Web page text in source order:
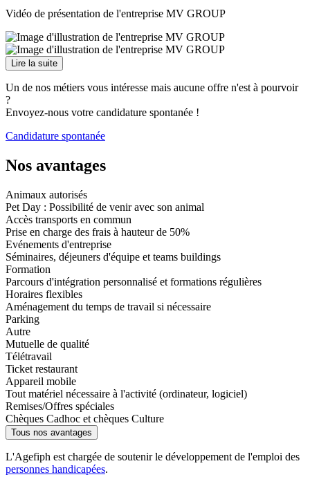
Vidéo de présentation de l'entreprise MV GROUP
Lire la suite
Un de nos métiers vous intéresse mais aucune offre n'est à pourvoir
?
Envoyez-nous votre candidature spontanée !
Candidature spontanée
Nos avantages
Animaux autorisés
Pet Day : Possibilité de venir avec son animal
Accès transports en commun
Prise en charge des frais à hauteur de 50%
Evénements d'entreprise
Séminaires, déjeuners d'équipe et teams buildings
Formation
Parcours d'intégration personnalisé et formations régulières
Horaires flexibles
Aménagement du temps de travail si nécessaire
Parking
Autre
Mutuelle de qualité
Télétravail
Ticket restaurant
Appareil mobile
Tout matériel nécessaire à l'activité (ordinateur, logiciel)
Remises/Offres spéciales
Chèques Cadhoc et chèques Culture
Tous nos avantages
L'Agefiph est chargée de soutenir le développement de l'emploi des
personnes handicapées.